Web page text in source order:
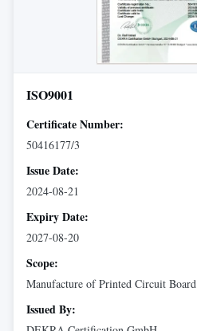
ISO9001
Certificate Number:
50416177/3
Issue Date:
2024-08-21
Expiry Date:
2027-08-20
Scope:
Manufacture of Printed Circuit Board
Issued By: